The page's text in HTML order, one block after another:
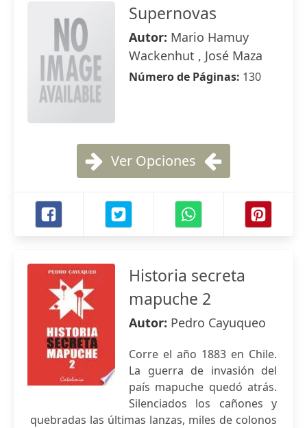
Supernovas
Autor: Mario Hamuy
Wackenhut , José Maza
Número de Páginas: 130
Ver Opciones
Historia secreta
mapuche 2
Autor: Pedro Cayuqueo
Corre el año 1883 en Chile.
La guerra de invasión del
país mapuche quedó atrás.
Silenciados los cañones y
quebradas las últimas lanzas, miles de colonos